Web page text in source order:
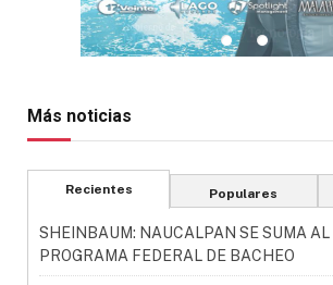
Más noticias
Recientes Populares
SHEINBAUM: NAUCALPAN SE SUMA AL
PROGRAMA FEDERAL DE BACHEO